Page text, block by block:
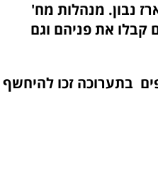
נבון. מנהלות מח'
קבלו את פניהם וגם
בתערוכה זכו להיחשף